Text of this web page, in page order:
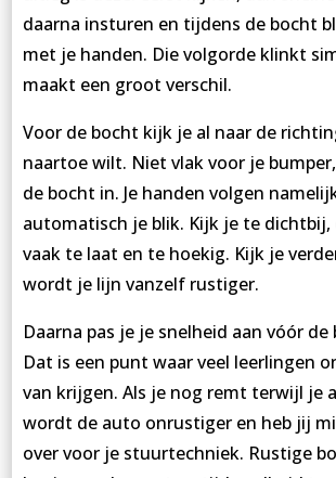
daarna insturen en tijdens de bocht
met je handen. Die volgorde klinkt
maakt een groot verschil.
Voor de bocht kijk je al naar de
naartoe wilt. Niet vlak voor je
de bocht in. Je handen volgen
automatisch je blik. Kijk je te
vaak te laat en te hoekig. Kijk je
wordt je lijn vanzelf rustiger.
Daarna pas je je snelheid aan vóór
Dat is een punt waar veel leerlingen
van krijgen. Als je nog remt terwijl je
wordt de auto onrustiger en heb jij
over voor je stuurtechniek. Rustige